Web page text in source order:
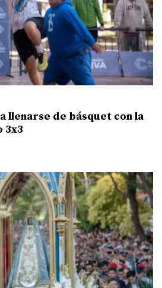
llenarse de básquet con la
3x3